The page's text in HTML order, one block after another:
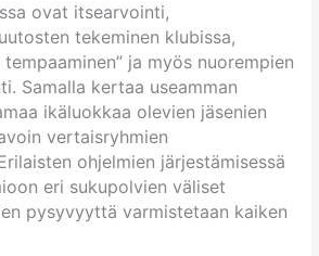
ovat itsearvointi,
tekeminen klubissa,
tempaaminen” ja myös nuorempien
Samalla kertaa useamman
ikäluokkaa olevien jäsenien
vertaisryhmien
ohjelmien järjestämisessä
eri sukupolvien väliset
pysyvyyttä varmistetaan kaiken